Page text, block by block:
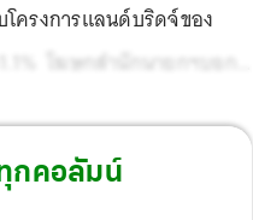
ครงการแลนด์บริดจ์ของ
โฆษกสำนักนายกฯบอก
กคอลัมน์